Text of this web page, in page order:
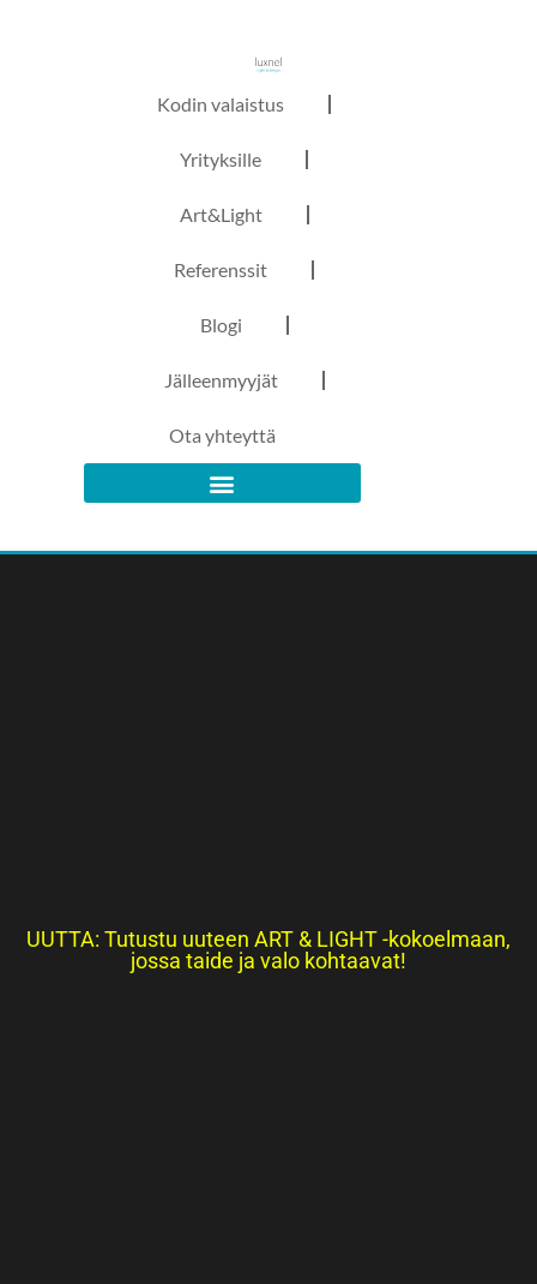
Kodin valaistus
Yrityksille
Art&Light
Referenssit
Blogi
Jälleenmyyjät
Ota yhteyttä
UUTTA: Tutustu uuteen ART & LIGHT -kokoelmaan,
jossa taide ja valo kohtaavat!